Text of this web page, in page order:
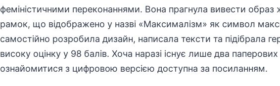
феміністичними переконаннями. Вона прагнула вивести образ
рамок, що відображено у назві «Максималізм» як символ
самостійно розробила дизайн, написала тексти та підібрала
високу оцінку у 98 балів. Хоча наразі існує лише два
ознайомитися з цифровою версією доступна за посиланням.